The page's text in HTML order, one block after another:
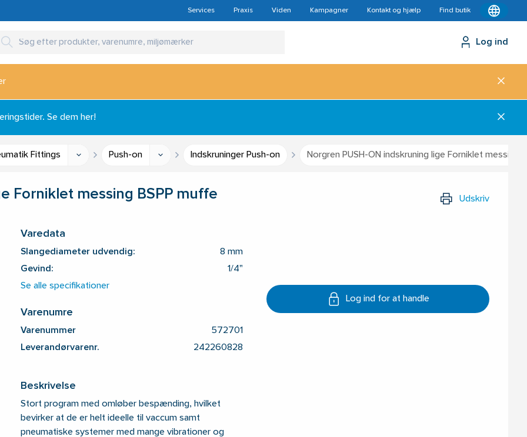
Services Praxis Viden Kampagner Kontakt og hjælp Find butik
Log ind
Se dem her!
Fittings Push-on Indskruninger Push-on Norgren PUSH-ON indskruning lige Forniklet messing
Forniklet messing BSPP muffe Udskriv
Varedata
Slangediameter udvendig: 8 mm
Gevind: 1/4"
Se alle specifikationer
Varenumre
Varenummer 572701
Leverandørvarenr. 242260828
Beskrivelse
Stort program med omløber bespænding, hvilket
bevirker at de er helt ideelle til vaccum samt
pneumatiske systemer med mange vibrationer og
Log ind for at handle